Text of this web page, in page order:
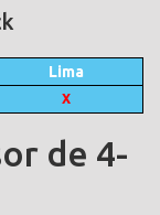
Lima
X
de 4-